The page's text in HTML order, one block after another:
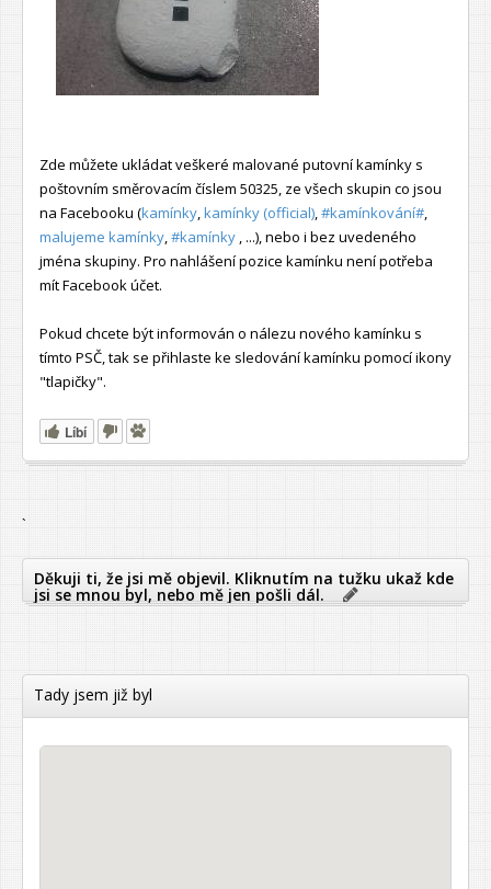
Zde můžete ukládat veškeré malované putovní kamínky s
poštovním směrovacím číslem 50325, ze všech skupin co jsou
na Facebooku (kamínky kamínky (official) #kamínkování#
malujeme kamínky #kamínky , ...), nebo i bez uvedeného
jména skupiny. Pro nahlášení pozice kamínku není potřeba
mít Facebook účet.
Pokud chcete být informován o nálezu nového kamínku s
tímto PSČ, tak se přihlaste ke sledování kamínku pomocí ikony
"tlapičky".
Líbí
`
Děkuji ti, že jsi mě objevil. Kliknutím na tužku ukaž kde
jsi se mnou byl, nebo mě jen pošli dál.
Tady jsem již byl